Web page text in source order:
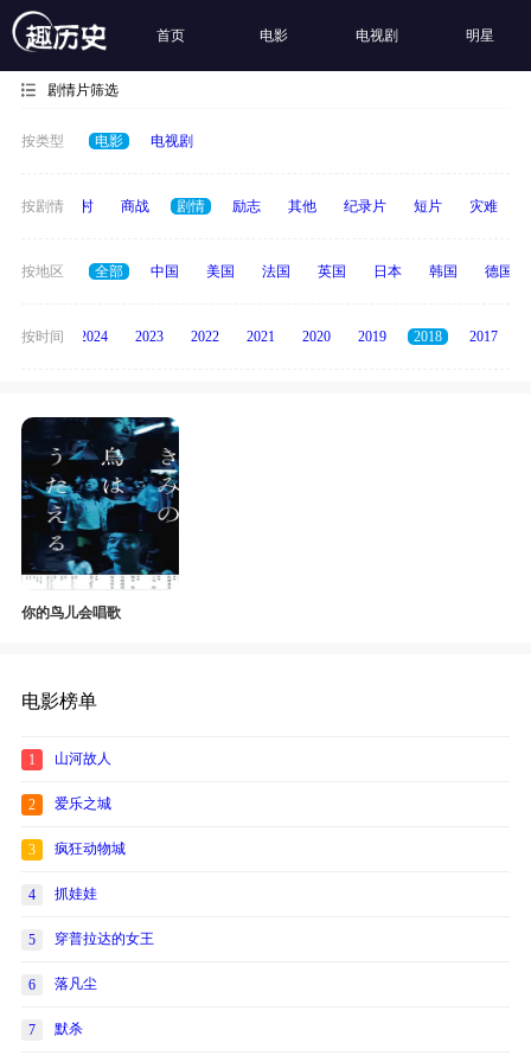
首页 电影 电视剧 明星
剧情片筛选
按类型 电影 电视剧
按剧情
历史 乡村 商战 剧情 励志 其他 纪录片 短片 灾难
按地区 全部 中国 美国 法国 英国 日本 韩国 德国
按时间
2025 2024 2023 2022 2021 2020 2019 2018 2017
你的鸟儿会唱歌
电影榜单
1 山河故人
2 爱乐之城
3 疯狂动物城
4 抓娃娃
5 穿普拉达的女王
6 落凡尘
7 默杀